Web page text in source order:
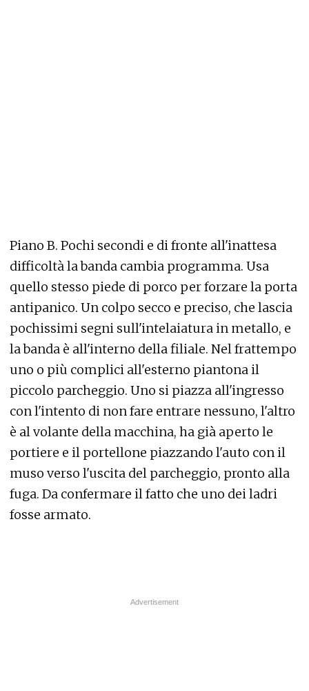
Piano B. Pochi secondi e di fronte all'inattesa
difficoltà la banda cambia programma. Usa
quello stesso piede di porco per forzare la porta
antipanico. Un colpo secco e preciso, che lascia
pochissimi segni sull'intelaiatura in metallo, e
la banda è all'interno della filiale. Nel frattempo
uno o più complici all'esterno piantona il
piccolo parcheggio. Uno si piazza all'ingresso
con l'intento di non fare entrare nessuno, l'altro
è al volante della macchina, ha già aperto le
portiere e il portellone piazzando l'auto con il
muso verso l'uscita del parcheggio, pronto alla
fuga. Da confermare il fatto che uno dei ladri
fosse armato.